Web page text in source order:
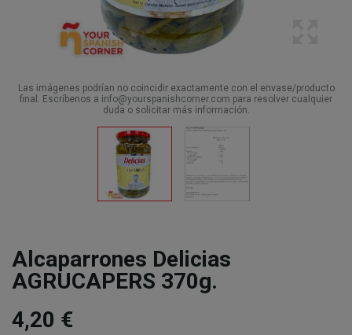
Las imágenes podrían no coincidir exactamente con el envase/producto
final. Escríbenos a info@yourspanishcorner.com para resolver cualquier
duda o solicitar más información.
Alcaparrones Delicias
AGRUCAPERS 370g.
4,20 €